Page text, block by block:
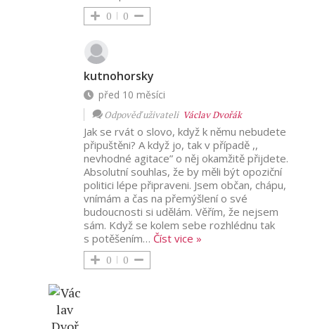
0 0
kutnohorsky
před 10 měsíci
Odpověď uživateli Václav Dvořák
Jak se rvát o slovo, když k němu nebudete
připuštěni? A když jo, tak v případě ,,
nevhodné agitace” o něj okamžitě přijdete.
Absolutní souhlas, že by měli být opoziční
politici lépe připraveni. Jsem občan, chápu,
vnímám a čas na přemýšlení o své
budoucnosti si udělám. Věřím, že nejsem
sám. Když se kolem sebe rozhlédnu tak
s potěšením… Číst vice »
0 0